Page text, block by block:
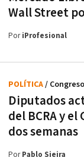
Wall Street
PoriProfesional
Diputados
del BCRA y
dos semanas
POLÍTICA/ Congreso
PorPablo Sieira